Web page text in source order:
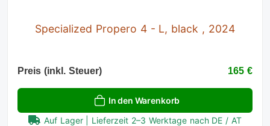
Specialized Propero 4 - L, black , 2024
Preis (inkl. Steuer) 165 €
In den Warenkorb
Auf Lager | Lieferzeit 2–3 Werktage nach DE / AT